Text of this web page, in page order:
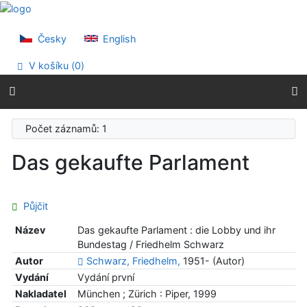
Přejít na obsah
Prohlášení o webové přístupnosti
Česky English
V košíku (0)
Počet záznamů: 1
Das gekaufte Parlament
Půjčit
Název
Das gekaufte Parlament : die Lobby und ihr
Bundestag / Friedhelm Schwarz
Autor
Schwarz, Friedhelm, 1951- (Autor)
Vydání
Vydání první
Nakladatel
München ; Zürich : Piper, 1999